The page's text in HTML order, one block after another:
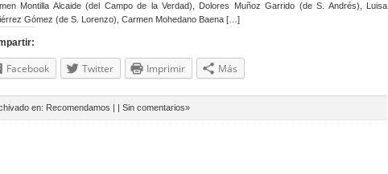
Montilla Alcaide (del Campo de la Verdad), Dolores Muñoz Garrido (de S. Andrés), Luisa
Gómez (de S. Lorenzo), Carmen Mohedano Baena […]
Facebook Twitter Imprimir Más
en: Recomendamos | | Sin comentarios»